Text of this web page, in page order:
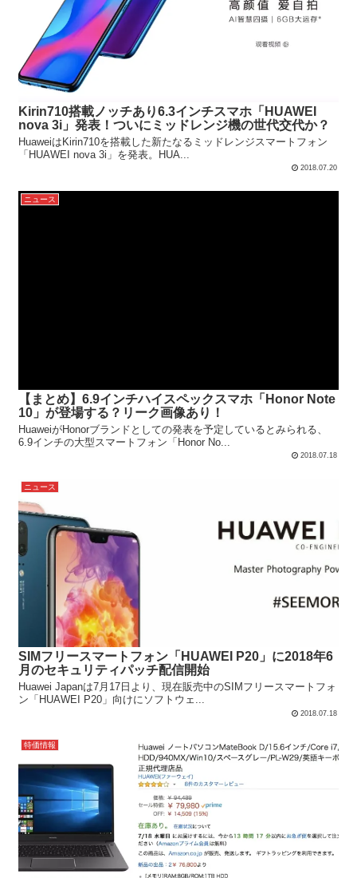
Kirin710搭載ノッチあり6.3インチスマホ「HUAWEI
nova 3i」発表！ついにミッドレンジ機の世代交代か？
HuaweiはKirin710を搭載した新たなるミッドレンジスマートフォン
「HUAWEI nova 3i」を発表。HUA...
2018.07.20
ニュース
【まとめ】6.9インチハイスペックスマホ「Honor Note
10」が登場する？リーク画像あり！
HuaweiがHonorブランドとしての発表を予定しているとみられる、
6.9インチの大型スマートフォン「Honor No...
2018.07.18
ニュース
SIMフリースマートフォン「HUAWEI P20」に2018年6
月のセキュリティパッチ配信開始
Huawei Japanは7月17日より、現在販売中のSIMフリースマートフォ
ン「HUAWEI P20」向けにソフトウェ...
2018.07.18
特価情報